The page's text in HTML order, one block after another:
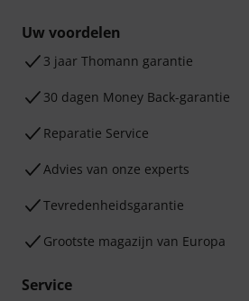
Uw voordelen
3 jaar Thomann garantie
30 dagen Money Back-garantie
Reparatie Service
Advies van onze experts
Tevredenheidsgarantie
Grootste magazijn van Europa
Service